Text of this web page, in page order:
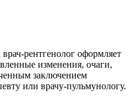
рентгенолог оформляет
изменения, очаги,
заключением
или врачу-пульмунологу.